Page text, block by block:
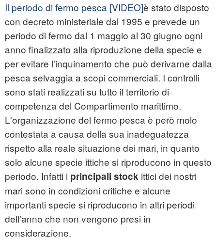
Il periodo di fermo pesca [VIDEO]è stato disposto
con decreto ministeriale dal 1995 e prevede un
periodo di fermo dal 1 maggio al 30 giugno ogni
anno finalizzato alla riproduzione della specie e
per evitare l'inquinamento che può derivarne dalla
pesca selvaggia a scopi commerciali. I controlli
sono stati realizzati su tutto il territorio di
competenza del Compartimento marittimo.
L'organizzazione del fermo pesca è però molo
contestata a causa della sua inadeguatezza
rispetto alla reale situazione dei mari, in quanto
solo alcune specie ittiche si riproducono in questo
periodo. Infatti i principali stock ittici dei nostri
mari sono in condizioni critiche e alcune
importanti specie si riproducono in altri periodi
dell'anno che non vengono presi in
considerazione.